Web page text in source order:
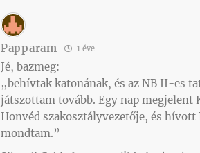
Papparam 1 éve
Jé, bazmeg:
„behívtak katonának, és az NB II-es
játszottam tovább. Egy nap megjelent
Honvéd szakosztályvezetője, és hívott
mondtam.”